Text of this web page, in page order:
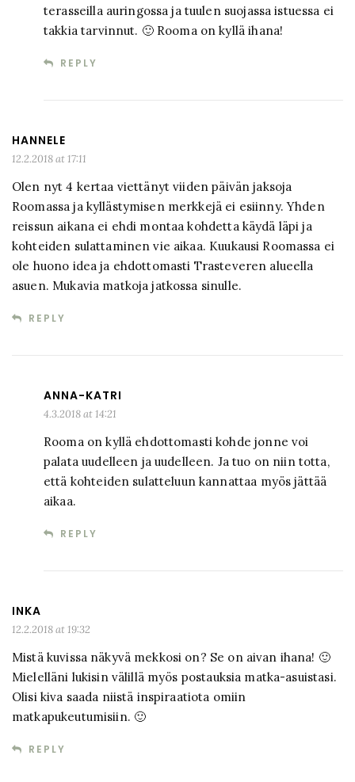
terasseilla auringossa ja tuulen suojassa istuessa ei
takkia tarvinnut. 🙂 Rooma on kyllä ihana!
REPLY
HANNELE
12.2.2018 at 17:11
Olen nyt 4 kertaa viettänyt viiden päivän jaksoja
Roomassa ja kyllästymisen merkkejä ei esiinny. Yhden
reissun aikana ei ehdi montaa kohdetta käydä läpi ja
kohteiden sulattaminen vie aikaa. Kuukausi Roomassa ei
ole huono idea ja ehdottomasti Trasteveren alueella
asuen. Mukavia matkoja jatkossa sinulle.
REPLY
ANNA-KATRI
4.3.2018 at 14:21
Rooma on kyllä ehdottomasti kohde jonne voi
palata uudelleen ja uudelleen. Ja tuo on niin totta,
että kohteiden sulatteluun kannattaa myös jättää
aikaa.
REPLY
INKA
12.2.2018 at 19:32
Mistä kuvissa näkyvä mekkosi on? Se on aivan ihana! 🙂
Mielelläni lukisin välillä myös postauksia matka-asuistasi.
Olisi kiva saada niistä inspiraatiota omiin
matkapukeutumisiin. 🙂
REPLY